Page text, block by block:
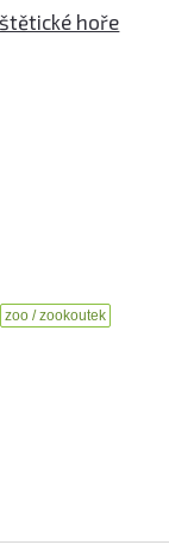
hoře
zoo / zookoutek